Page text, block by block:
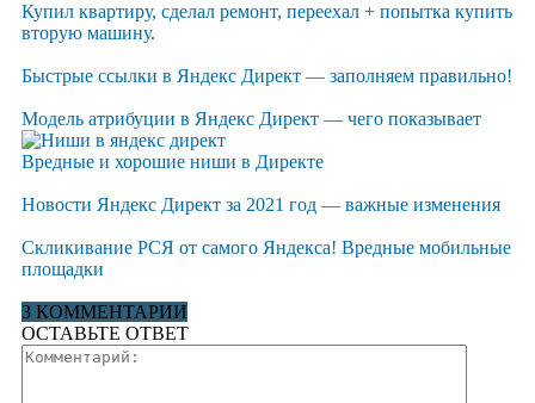
Купил квартиру, сделал ремонт, переехал + попытка купить
вторую машину.
Быстрые ссылки в Яндекс Директ — заполняем правильно!
Модель атрибуции в Яндекс Директ — чего показывает
Вредные и хорошие ниши в Директе
Новости Яндекс Директ за 2021 год — важные изменения
Скликивание РСЯ от самого Яндекса! Вредные мобильные
площадки
3 КОММЕНТАРИИ
ОСТАВЬТЕ ОТВЕТ